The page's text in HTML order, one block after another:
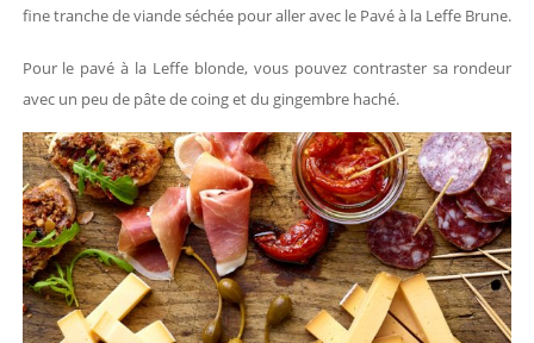
fine tranche de viande séchée pour aller avec le Pavé à la Leffe Brune.
Pour le pavé à la Leffe blonde, vous pouvez contraster sa rondeur
avec un peu de pâte de coing et du gingembre haché.